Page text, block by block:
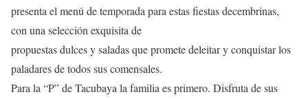
presenta el menú de temporada para estas fiestas decembrinas,
con una selección exquisita de
propuestas dulces y saladas que promete deleitar y conquistar los
paladares de todos sus comensales.
Para la “P” de Tacubaya la familia es primero. Disfruta de sus